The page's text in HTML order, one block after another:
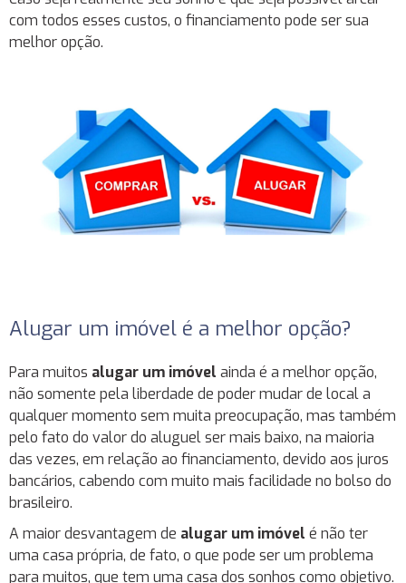
com todos esses custos, o financiamento pode ser sua
melhor opção.
Alugar um imóvel é a melhor opção?
Para muitos alugar um imóvel ainda é a melhor opção,
não somente pela liberdade de poder mudar de local a
qualquer momento sem muita preocupação, mas também
pelo fato do valor do aluguel ser mais baixo, na maioria
das vezes, em relação ao financiamento, devido aos juros
bancários, cabendo com muito mais facilidade no bolso do
brasileiro.
A maior desvantagem de alugar um imóvel é não ter
uma casa própria, de fato, o que pode ser um problema
para muitos, que tem uma casa dos sonhos como objetivo.